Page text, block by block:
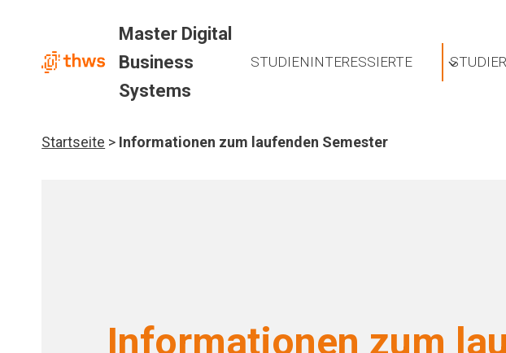
springen
Master Digital
Business
Systems
STUDIENINTERESSIERTE
Startseite > Informationen zum laufenden Semester
Informationen zum